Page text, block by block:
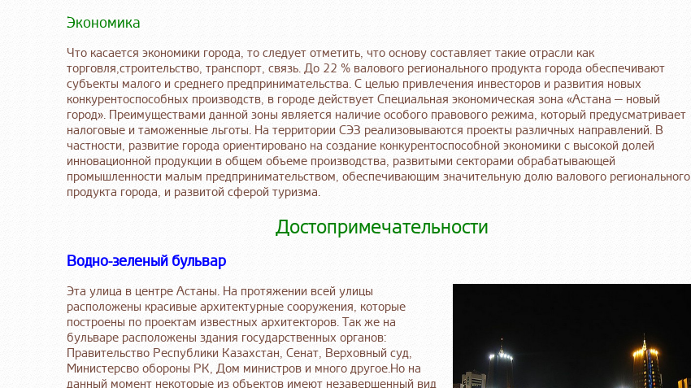
Экономика
Что касается экономики города, то следует отметить, что основу составляет такие отрасли как
торговля,строительство, транспорт, связь. До 22 % валового регионального продукта города обеспечивают
субъекты малого и среднего предпринимательства. С целью привлечения инвесторов и развития новых
конкурентоспособных производств, в городе действует Специальная экономическая зона «Астана — новый
город». Преимуществами данной зоны является наличие особого правового режима, который предусматривает
налоговые и таможенные льготы. На территории СЭЗ реализовываются проекты различных направлений. В
частности, развитие города ориентировано на создание конкурентоспособной экономики с высокой долей
инновационной продукции в общем объеме производства, развитыми секторами обрабатывающей
промышленности малым предпринимательством, обеспечивающим значительную долю валового регионального
продукта города, и развитой сферой туризма.
Достопримечательности
Водно-зеленый бульвар
Эта улица в центре Астаны. На протяжении всей улицы
расположены красивые архитектурные сооружения, которые
построены по проектам известных архитекторов. Так же на
бульваре расположены здания государственных органов:
Правительство Республики Казахстан, Сенат, Верховный суд,
Министерсво обороны РК, Дом министров и много другое.Но на
данный момент некоторые из объектов имеют незавершенный вид